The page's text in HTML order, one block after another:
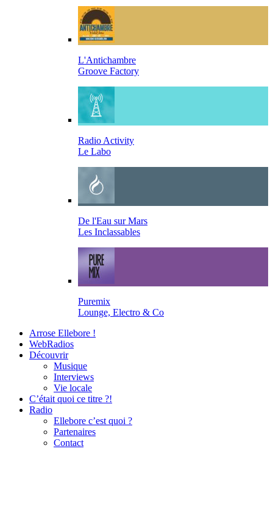
L'Antichambre
Groove Factory
Radio Activity
Le Labo
De l'Eau sur Mars
Les Inclassables
Puremix
Lounge, Electro & Co
Arrose Ellebore !
WebRadios
Découvrir
Musique
Interviews
Vie locale
C’était quoi ce titre ?!
Radio
Ellebore c’est quoi ?
Partenaires
Contact